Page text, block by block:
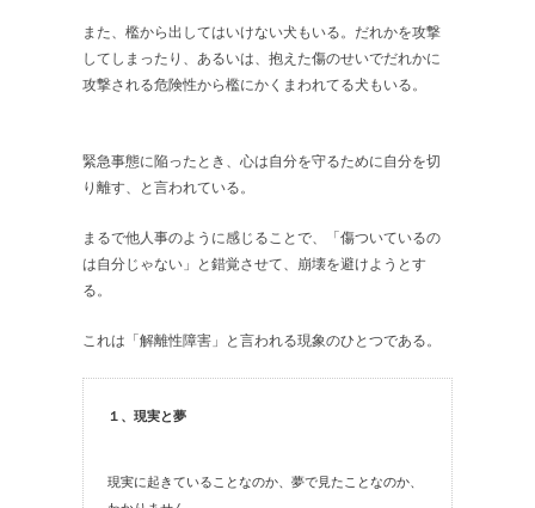
また、檻から出してはいけない犬もいる。だれかを攻撃
してしまったり、あるいは、抱えた傷のせいでだれかに
攻撃される危険性から檻にかくまわれてる犬もいる。
緊急事態に陥ったとき、心は自分を守るために自分を切
り離す、と言われている。
まるで他人事のように感じることで、「傷ついているの
は自分じゃない」と錯覚させて、崩壊を避けようとす
る。
これは「解離性障害」と言われる現象のひとつである。
１、現実と夢
現実に起きていることなのか、夢で見たことなのか、